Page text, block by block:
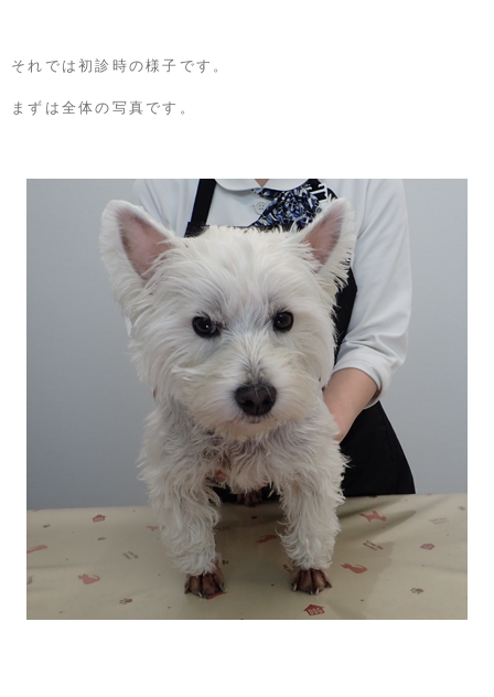
それでは初診時の様子です。
まずは全体の写真です。